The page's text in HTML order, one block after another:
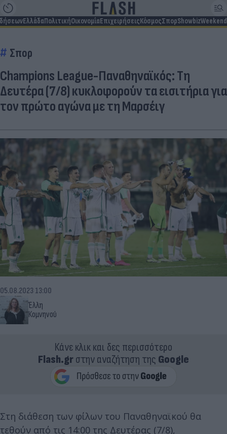
ΕλλάδαΠολιτικήΟικονομίαΕπιχειρήσειςΚόσμοςΣπορShowbizWeekend
Σπορ
Champions League-Παναθηναϊκός: Τη
Δευτέρα (7/8) κυκλοφορούν τα εισιτήρια για
τον πρώτο αγώνα με τη Μαρσέιγ
Έλλη
Κομνηνού
05.08.2023 13:00
Κάνε κλικ και δες περισσότερο
Flash.grστην αναζήτηση της Google
Στη διάθεση των φίλων του Παναθηναϊκού θα
τεθούν από τις 14:00 της Δευτέρας (7/8),